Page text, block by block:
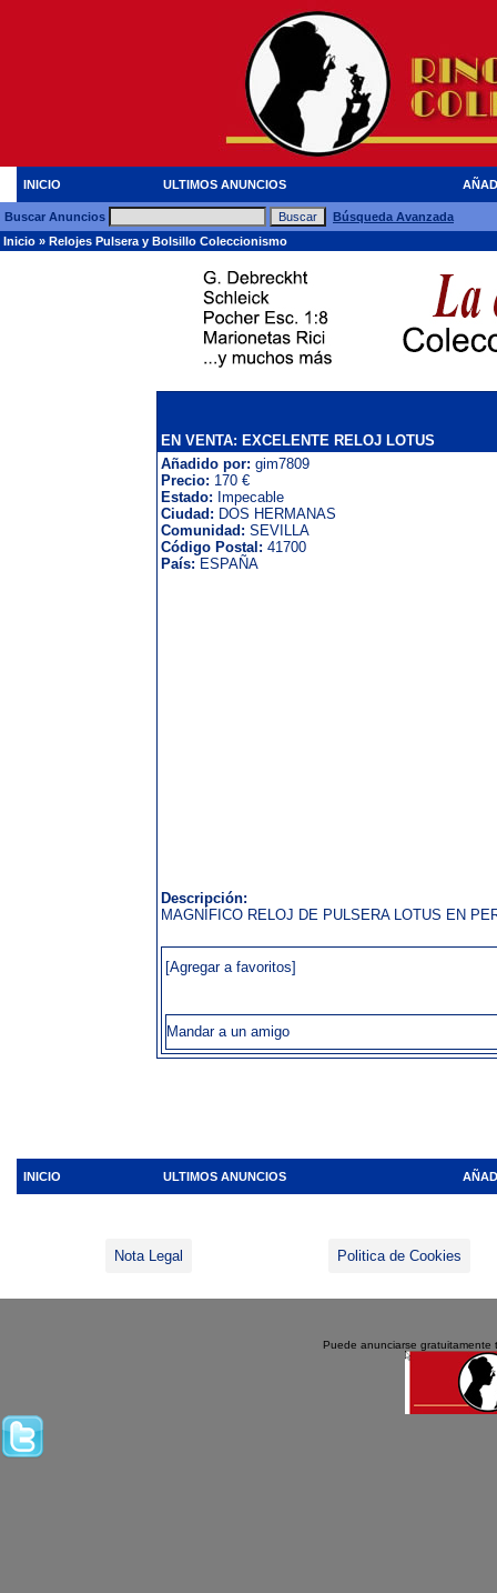
INICIO ULTIMOS ANUNCIOS
Buscar Anuncios
Búsqueda Avanzada
Inicio » Relojes Pulsera y Bolsillo Coleccionismo
EN VENTA: EXCELENTE RELOJ LOTUS
Añadido por: gim7809
Precio: 170 €
Estado: Impecable
Ciudad: DOS HERMANAS
Comunidad: SEVILLA
Código Postal: 41700
País: ESPAÑA
Descripción:
MAGNÍFICO RELOJ DE PULSERA LOTUS EN
[Agregar a favoritos]
Mandar a un amigo
INICIO ULTIMOS ANUNCIOS
Nota Legal Politica de Cookies
Puede anunciarse